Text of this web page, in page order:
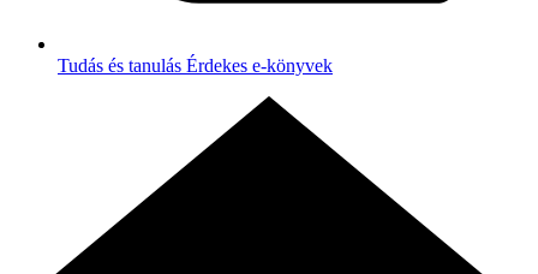
Tudás és tanulás Érdekes e-könyvek